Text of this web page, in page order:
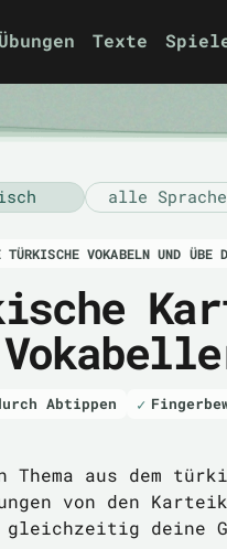
Übungen Texte
alle
TÜRKISCHE VOKABELN UND ÜBE
Abtippen
Thema aus dem
von den
gleichzeitig deine